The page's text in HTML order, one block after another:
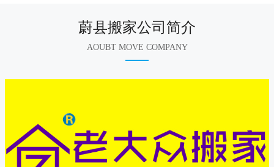
蔚县搬家公司简介
AOUBT MOVE COMPANY